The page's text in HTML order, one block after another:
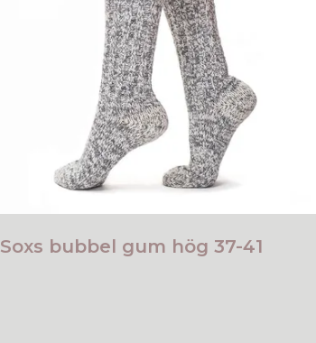
Soxs bubbel gum hög 37-41